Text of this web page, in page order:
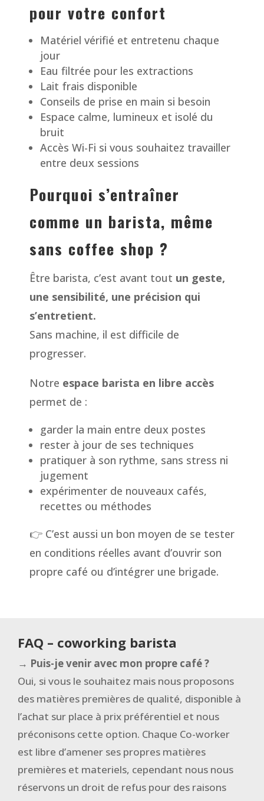
pour votre confort
Matériel vérifié et entretenu chaque
jour
Eau filtrée pour les extractions
Lait frais disponible
Conseils de prise en main si besoin
Espace calme, lumineux et isolé du
bruit
Accès Wi-Fi si vous souhaitez travailler
entre deux sessions
Pourquoi s’entraîner
comme un barista, même
sans coffee shop ?
Être barista, c’est avant tout un geste,
une sensibilité, une précision qui
s’entretient.
Sans machine, il est difficile de
progresser.
Notre espace barista en libre accès
permet de :
garder la main entre deux postes
rester à jour de ses techniques
pratiquer à son rythme, sans stress ni
jugement
expérimenter de nouveaux cafés,
recettes ou méthodes
👉 C’est aussi un bon moyen de se tester
en conditions réelles avant d’ouvrir son
propre café ou d’intégrer une brigade.
FAQ – coworking barista
→ Puis-je venir avec mon propre café ?
Oui, si vous le souhaitez mais nous proposons
des matières premières de qualité, disponible à
l’achat sur place à prix préférentiel et nous
préconisons cette option. Chaque Co-worker
est libre d’amener ses propres matières
premières et materiels, cependant nous nous
réservons un droit de refus pour des raisons